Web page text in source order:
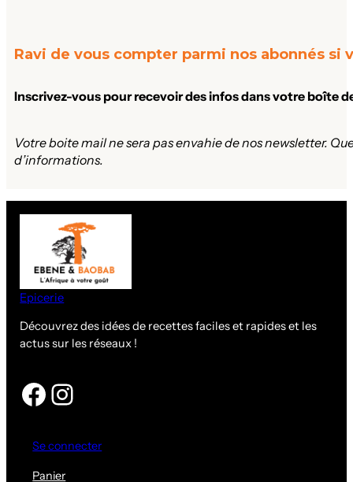
Ravi de vous compter parmi nos abonnés si
Inscrivez-vous pour recevoir des infos dans votre boîte
Votre boite mail ne sera pas envahie de nos newsletter.
d’informations.
Epicerie
Découvrez des idées de recettes faciles et rapides et les
actus sur les réseaux !
Facebook
Instagram
Se connecter
Panier